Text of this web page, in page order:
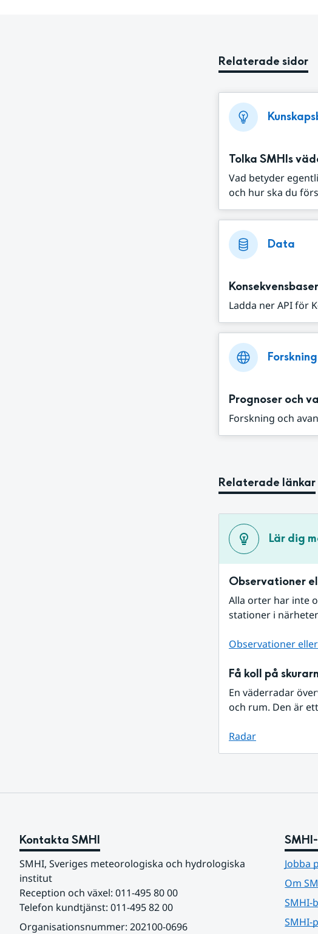
Relaterade sidor
Tolka SMHIs
Vad betyder
och hur ska du
Data
Ladda ner API för
Prognoser och
Forskning och
Relaterade länkar
Lär dig
Observationer
Alla orter har inte
stationer i
Observationer
Få koll på
En väderradar
och rum. Den är
Radar
Kontakta SMHI
SMHI, Sveriges meteorologiska och hydrologiska
institut
Reception och växel: 011-495 80 00
Telefon kundtjänst: 011-495 82 00
Organisationsnummer: 202100-0696
Jobba
Om
SMHI-
SMHI-